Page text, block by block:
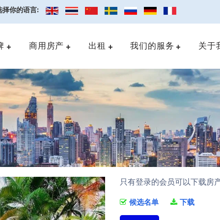
择你的语言:
商用房产 出租 我们的服务 关于
只有登录的会员可以下载房
候选名单 下载